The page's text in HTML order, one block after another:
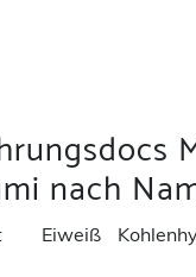
nach
Eiweiß